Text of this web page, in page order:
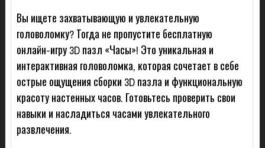
Вы ищете захватывающую и увлекательную
головоломку? Тогда не пропустите бесплатную
онлайн-игру 3D пазл «Часы»! Это уникальная и
интерактивная головоломка, которая сочетает в себе
острые ощущения сборки 3D пазла и функциональную
красоту настенных часов. Готовьтесь проверить свои
навыки и насладиться часами увлекательного
развлечения.